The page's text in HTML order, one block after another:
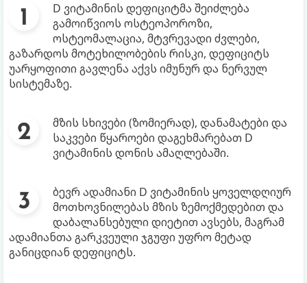
D ვიტამინის დეფიციტმა შეიძლება
გამოიწვიოს ოსტეოპოროზი,
ოსტეომალაცია, მტვრევადი ძვლები,
გაზარდოს მოტეხილობების რისკი, დეფიციტს
უარყოფითი გავლენა აქვს იმუნურ და ნერვულ
სისტემაზე.
მზის სხივები (ზომიერად), დანამატები და
საკვები წყაროები დაგეხმარებათ D
ვიტამინის დონის ამაღლებაში.
ბევრ ადამიანი D ვიტამინის ყოველდღიურ
მოთხოვნილებას მზის ზემოქმედებით და
დაბალანსებული დიეტით ავსებს, მაგრამ
ადამიანთა გარკვეული ჯგუფი უფრო მეტად
განიცდიან დეფიციტს.